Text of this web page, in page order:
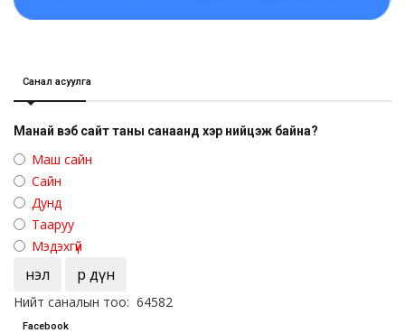
Санал асуулга
Манай вэб сайт таны санаанд хэр нийцэж байна?
Маш сайн
Сайн
Дунд
Тааруу
Мэдэхгүй
Үнэл Үр дүн
Нийт саналын тоо: 64582
Facebook